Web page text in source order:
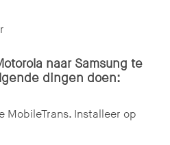
naar Samsung te
dingen doen:
MobileTrans. Installeer op